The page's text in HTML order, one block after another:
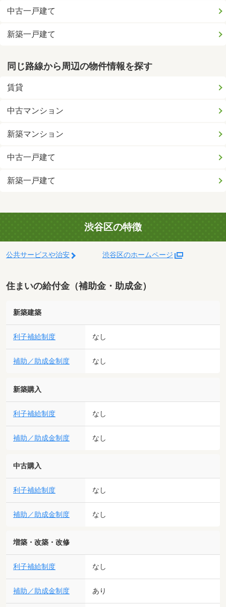
中古一戸建て
新築一戸建て
同じ路線から周辺の物件情報を探す
賃貸
中古マンション
新築マンション
中古一戸建て
新築一戸建て
渋谷区の特徴
公共サービスや治安 渋谷区のホームページ
住まいの給付金（補助金・助成金）
新築建築
利子補給制度 なし
補助／助成金制度 なし
新築購入
利子補給制度 なし
補助／助成金制度 なし
中古購入
利子補給制度 なし
補助／助成金制度 なし
増築・改築・改修
利子補給制度 なし
補助／助成金制度 あり